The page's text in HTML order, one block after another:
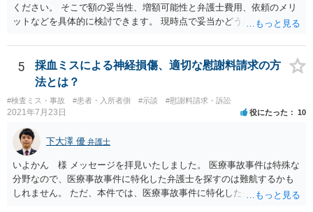
ください。 そこで額の妥当性、増額可能性と弁護士費用、依頼のメリ
ットなどを具体的に検討できます。 現時点で妥当かどうかを即断する
5
採血ミスによる神経損傷、適切な慰謝料請求の方
法とは？
#検査ミス・事故 #患者・入所者側 #示談 #慰謝料請求・訴訟
2021年7月23日 役にたった 10
下大澤 優 弁護士
いよかん 様 メッセージを拝見いたしました。 医療事故事件は特殊な
分野なので、医療事故事件に特化した弁護士を探すのは難航するかも
しれません。 ただ、本件では、医療事故事件に特化した弁護士でなく